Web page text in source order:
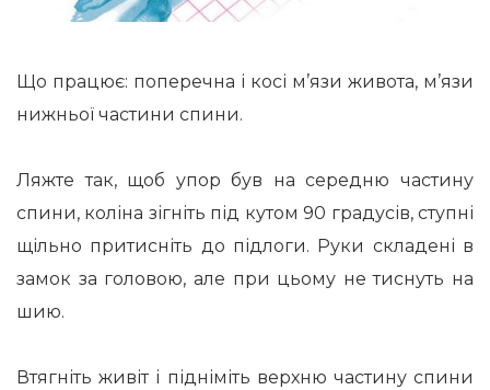
Що працює: поперечна і косі м’язи живота, м’язи
нижньої частини спини.
Ляжте так, щоб упор був на середню частину
спини, коліна зігніть під кутом 90 градусів, ступні
щільно притисніть до підлоги. Руки складені в
замок за головою, але при цьому не тиснуть на
шию.
Втягніть живіт і підніміть верхню частину спини